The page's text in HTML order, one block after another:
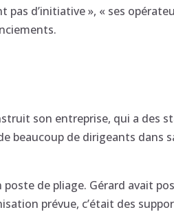
d’initiative », « ses
son entreprise, qui a des
beaucoup de dirigeants dans
de pliage. Gérard avait
prévue, c’était des